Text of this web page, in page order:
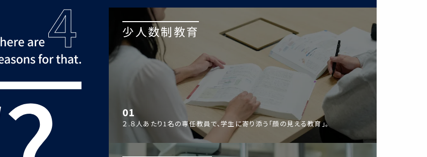
少人数制教育
01
２.８人あたり1名の専任教員で、学生に寄り添う「顔の見える教育」。